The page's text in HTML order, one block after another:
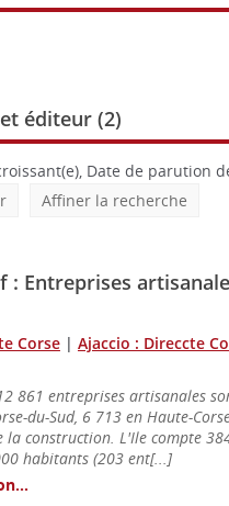
éditeur (2)
Date de parution
Affiner la recherche
: Entreprises
Corse | Ajaccio : Direccte
861 entreprises artisanales
du-Sud, 6 713 en Haute-
la construction. L'Ile compte
habitants (203 ent[...]